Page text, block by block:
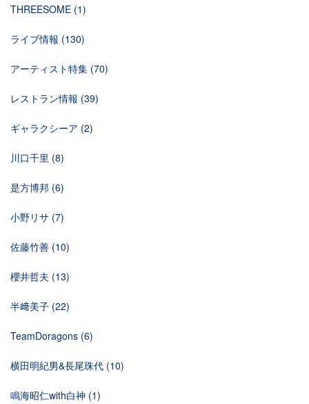
THREESOME (1)
ライブ情報 (130)
アーティスト特集 (70)
レストラン情報 (39)
ギャラクシーア (2)
川口千里 (8)
是方博邦 (6)
小野リサ (7)
佐藤竹善 (10)
櫻井哲夫 (13)
半﨑美子 (22)
TeamDoragons (6)
横田明紀男&長尾珠代 (10)
鳴海昭仁with白神 (1)